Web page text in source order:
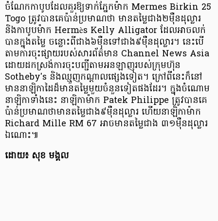
ចំណែកកាបូបដែលគួរឱ្យទាក់ភ្នែកម៉ាក Mermes Birkin 25
Togo ត្រូវបានគេប៉ាន់ប្រមាណថា មានតម្លៃជាង២ម៉ឺនដុល្លារ
និងកាបូបម៉ាក Hermès Kelly Alligator ដែលអាចលក់
បានក្នុងតម្លៃ ចន្លោះពីជាង៦ម៉ឺនទៅជាង៩ម៉ឺនដុល្លារ។ នេះបើ
តាមការចុះផ្សាយរបស់សារព័ត៌មាន Channel News Asia
ដោយដកស្រង់ការចុះបញ្ជីតាមអនឡាញរបស់ក្រុមហ៊ុន
Sotheby's និងឈ្មួញកណ្តាលផ្សេងទៀត។ ក្រៅពីនេះក៏នៅ
មាននាឡិកាដៃដ៏មានតម្លៃមួយចំនួនទៀតផងដែរ។ ក្នុងចំណោម
នាឡិកាទាំងនេះ នាឡិកាម៉ាក Patek Philippe ត្រូវបានគេ
ប៉ាន់ប្រមាណថាមានតម្លៃជាង៩ម៉ឺនដុល្លារ ហើយនាឡិកាម៉ាក
Richard Mille RM 67 អាចមានតម្លៃជាង ៣១ម៉ឺនដុល្លារ
ឯណោះ៕
ដោយ៖ សុខ មង្គល